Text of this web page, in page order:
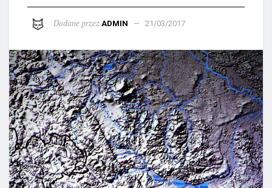
Dodane przez ADMIN 21/03/2017